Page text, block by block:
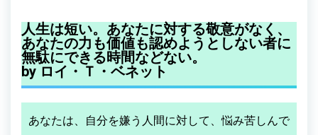
人生は短い。あなたに対する敬意がなく、
あなたの力も価値も認めようとしない者に
無駄にできる時間などない。
by ロイ・Ｔ・ベネット
あなたは、自分を嫌う人間に対して、悩み苦しんで